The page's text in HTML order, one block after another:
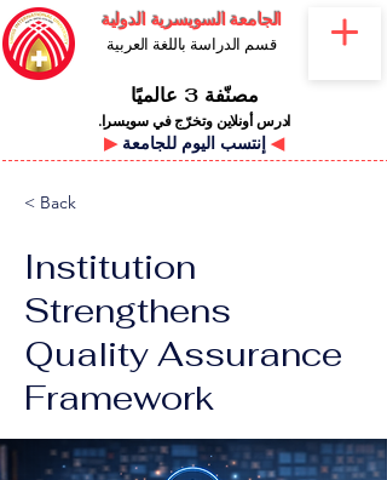
الجامعة السويسرية الدولية
قسم الدراسة باللغة العربية
مصنّفة 3 عالميًا
ادرس أونلاين وتخرّج في سويسرا.
▶ ◀
< Back
Institution
Strengthens
Quality Assurance
Framework